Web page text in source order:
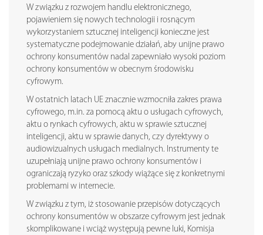
W związku z rozwojem handlu elektronicznego,
pojawieniem się nowych technologii i rosnącym
wykorzystaniem sztucznej inteligencji konieczne jest
systematyczne podejmowanie działań, aby unijne prawo
ochrony konsumentów nadal zapewniało wysoki poziom
ochrony konsumentów w obecnym środowisku
cyfrowym.
W ostatnich latach UE znacznie wzmocniła zakres prawa
cyfrowego, m.in. za pomocą aktu o usługach cyfrowych,
aktu o rynkach cyfrowych, aktu w sprawie sztucznej
inteligencji, aktu w sprawie danych, czy dyrektywy o
audiowizualnych usługach medialnych. Instrumenty te
uzupełniają unijne prawo ochrony konsumentów i
ograniczają ryzyko oraz szkody wiążące się z konkretnymi
problemami w internecie.
W związku z tym, iż stosowanie przepisów dotyczących
ochrony konsumentów w obszarze cyfrowym jest jednak
skomplikowane i wciąż występują pewne luki, Komisja